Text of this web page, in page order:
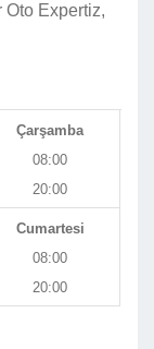
Oto Expertiz,
Çarşamba
08:00
20:00
Cumartesi
08:00
20:00